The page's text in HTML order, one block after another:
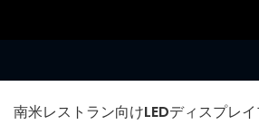
南米レストラン向けLEDディスプレ